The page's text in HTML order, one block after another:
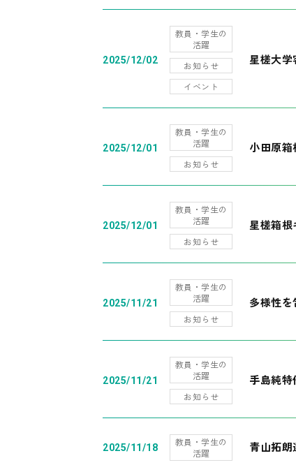
2025/12/02
教員・学生の
活躍
お知らせ
イベント
星槎大
2025/12/01
教員・学生の
活躍
お知らせ
小田原
2025/12/01
教員・学生の
活躍
お知らせ
星槎箱
2025/11/21
教員・学生の
活躍
お知らせ
多様性
2025/11/21
教員・学生の
活躍
お知らせ
手島純
2025/11/18
教員・学生の
活躍
青山拓